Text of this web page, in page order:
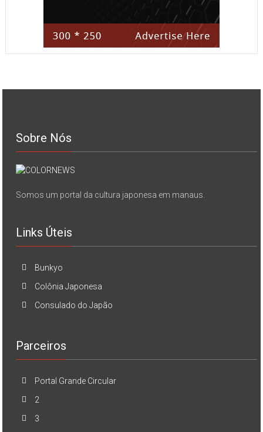
Sobre Nós
Somos um portal da cultura japonesa em manaus.
Links Úteis
Bunkyo
Colônia Japonesa
Consulado do Japão
Parceiros
Portal Grande Circular
2
3